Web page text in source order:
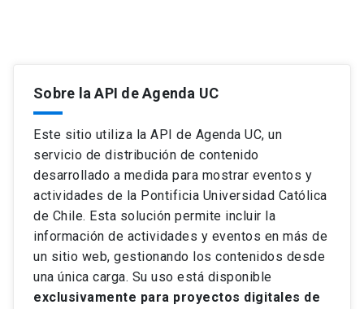
Sobre la API de Agenda UC
Este sitio utiliza la API de Agenda UC, un
servicio de distribución de contenido
desarrollado a medida para mostrar eventos y
actividades de la Pontificia Universidad Católica
de Chile. Esta solución permite incluir la
información de actividades y eventos en más de
un sitio web, gestionando los contenidos desde
una única carga. Su uso está disponible
exclusivamente para proyectos digitales de